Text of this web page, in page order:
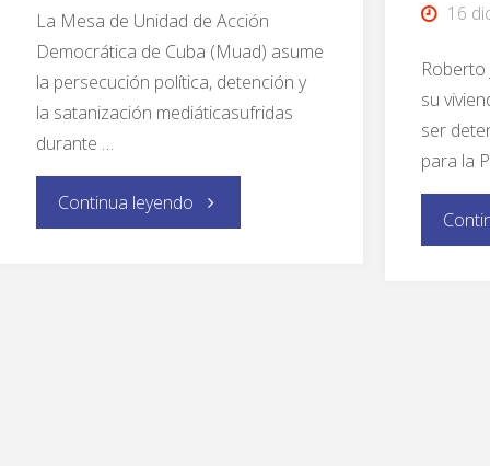
La Mesa de Unidad de Acción
Democrática de Cuba (Muad) asume
la persecución política, detención y
la satanización mediáticasufridas
durante …
Continua leyendo
16
Roberto
su
ser
para la